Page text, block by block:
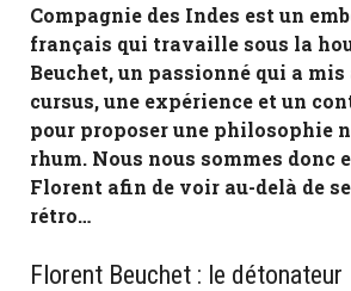
Compagnie des Indes est un
français qui travaille sous la
Beuchet, un passionné qui a
cursus, une expérience et un
pour proposer une philosophie
rhum. Nous nous sommes donc
Florent afin de voir au-delà de
rétro…
Florent Beuchet : le détonateur